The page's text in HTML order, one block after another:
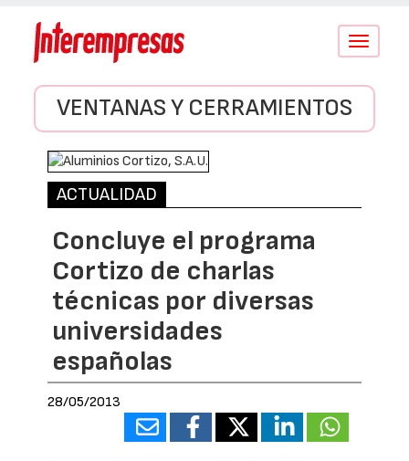
Conmutar
VENTANAS Y CERRAMIENTOS
ACTUALIDAD
Concluye el programa
Cortizo de charlas
técnicas por diversas
universidades
españolas
28/05/2013